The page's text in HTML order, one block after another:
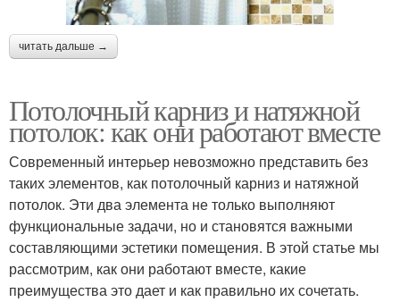
читать дальше →
Потолочный карниз и натяжной
потолок: как они работают вместе
Современный интерьер невозможно представить без
таких элементов, как потолочный карниз и натяжной
потолок. Эти два элемента не только выполняют
функциональные задачи, но и становятся важными
составляющими эстетики помещения. В этой статье мы
рассмотрим, как они работают вместе, какие
преимущества это дает и как правильно их сочетать.